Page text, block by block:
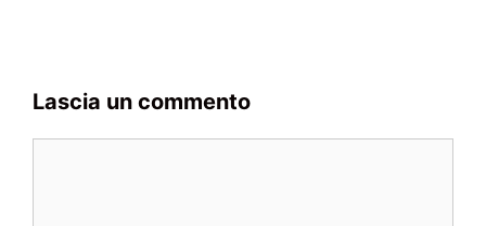
Lascia un commento